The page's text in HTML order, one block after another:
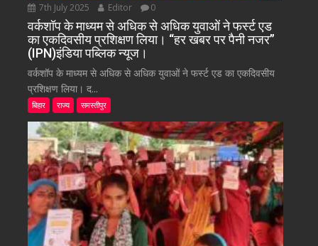
7th July 2025 Editor 0
वर्कशॉप के माध्यम से अधिक से अधिक युवाओं ने फर्स्ट एड
का एकदिवसीय प्रशिक्षण लिया। “हर खबर पर पैनी नजर”
(IPN)इंडिया पब्लिक न्यूज।
वर्कशॉप के माध्यम से अधिक से अधिक युवाओं ने फर्स्ट एड का एकदिवसीय
प्रशिक्षण लिया। द...
बिहार राज्य समस्तीपुर